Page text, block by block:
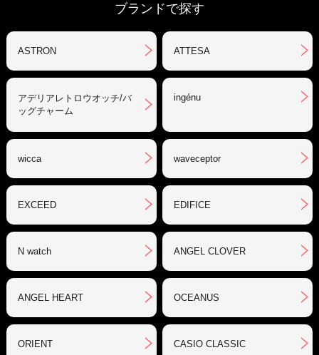
ブランドで探す
ASTRON ATTESA
アデリアレトロウオッチ/バ
ッグチャーム
ingénu
wicca waveceptor
EXCEED EDIFICE
N watch ANGEL CLOVER
ANGEL HEART OCEANUS
ORIENT CASIO CLASSIC